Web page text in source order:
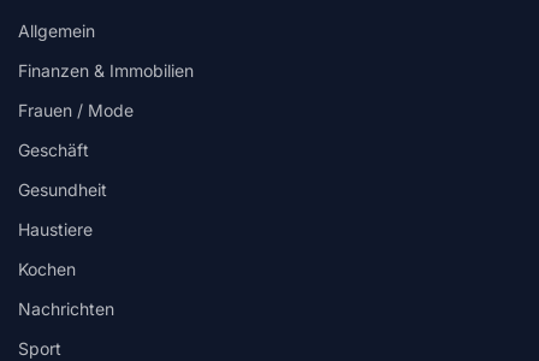
Allgemein
Finanzen & Immobilien
Frauen / Mode
Geschäft
Gesundheit
Haustiere
Kochen
Nachrichten
Sport